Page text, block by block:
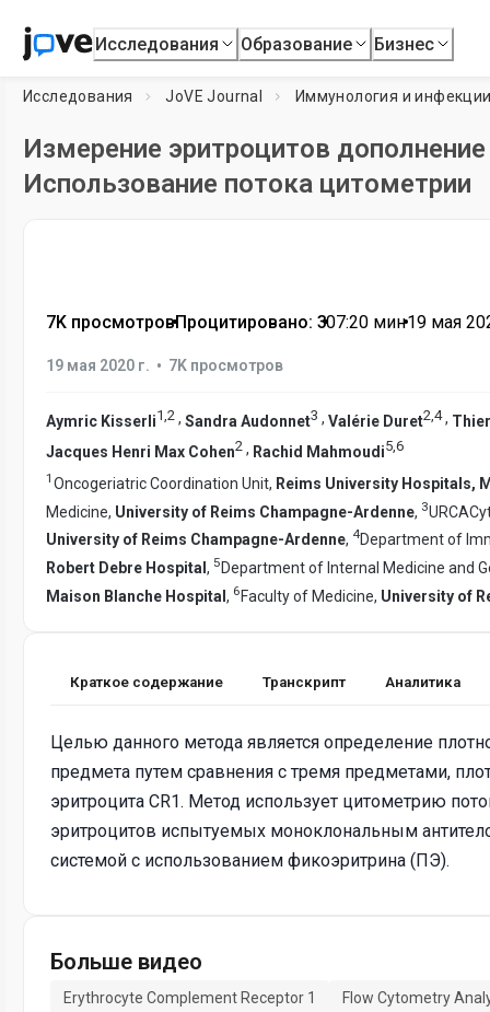
Исследования Образование Бизнес
Исследования JoVE Journal Иммунология и
Измерение эритроцитов
Использование потока цитометрии
7K просмотров•Процитировано: 3•07:20 мин•19 мая
19 мая 2020 г. • 7K просмотров
Aymric Kisserli1,2 , Sandra Audonnet3 , Valérie Duret2,4,
Jacques Henri Max Cohen2 , Rachid Mahmoudi5 6
1 Oncogeriatric Coordination Unit, Reims University Hospitals,
Medicine, University of Reims Champagne-Ardenne, 3
University of Reims Champagne-Ardenne, 4Department of
Robert Debre Hospital , 5 Department of Internal Medicine and
Maison Blanche Hospital, 6Faculty of Medicine, University of
Краткое содержание Транскрипт Аналитика
Целью данного метода является определение
предмета путем сравнения с тремя предметами,
эритроцита CR1. Метод использует цитометрию
эритроцитов испытуемых моноклональным
системой с использованием фикоэритрина (ПЭ).
Больше видео
Erythrocyte Complement Receptor 1
Flow Cytometry